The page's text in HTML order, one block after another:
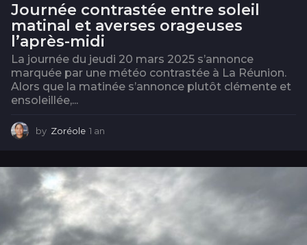
Journée contrastée entre soleil
matinal et averses orageuses
l’après-midi
La journée du jeudi 20 mars 2025 s’annonce
marquée par une météo contrastée à La Réunion.
Alors que la matinée s’annonce plutôt clémente et
ensoleillée,...
by Zoréole 1 an